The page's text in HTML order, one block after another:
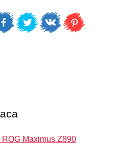
Maximus Z890